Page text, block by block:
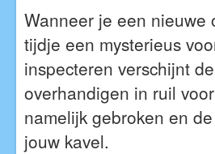
Wanneer je een nieuwe
tijdje een mysterieus
inspecteren verschijnt
overhandigen in ruil
namelijk gebroken en
jouw kavel.